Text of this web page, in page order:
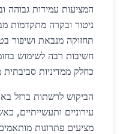
המציעות עמידות גבוהה
תחזוקה מנבאת ושיפור
חשיבות רבה לשימוש
כחלק ממדיניות
הביקוש לרשתות ברזל
עירוניים ותעשייתיים,
מציעים פתרונות